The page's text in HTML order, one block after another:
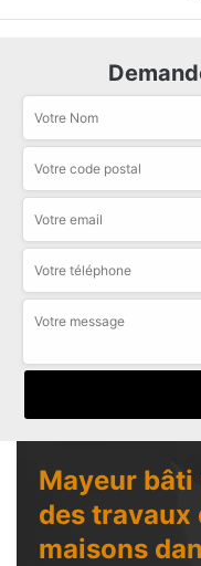
Mayeur bâti
des travaux
maisons